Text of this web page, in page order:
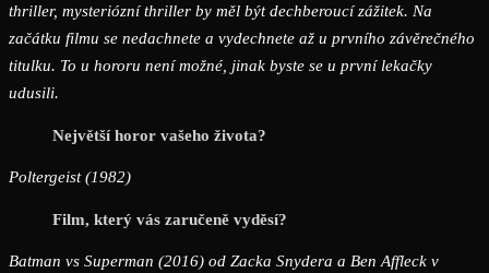
thriller, mysteriózní thriller by měl být dechberoucí zážitek. Na
začátku filmu se nedachnete a vydechnete až u prvního závěrečného
titulku. To u hororu není možné, jinak byste se u první lekačky
udusili.
Největší horor vašeho života?
Poltergeist (1982)
Film, který vás zaručeně vyděsí?
Batman vs Superman (2016) od Zacka Snydera a Ben Affleck v